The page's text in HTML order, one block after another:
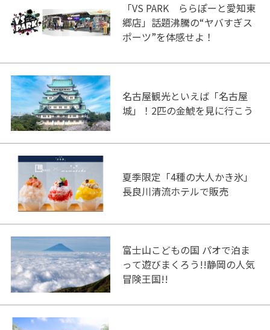
「VS PARK ららぽーと愛知東
郷店」話題沸騰の“ヤバすぎス
ポーツ”を体感せよ！
名古屋観光といえば「名古屋
城」！2匹の金鯱を見に行こう
夏季限定「4種の大人かき氷」
長良川清流ホテルで販売
富士山こどもの国 パオで泊ま
って遊びまくろう!!静岡の人気
冒険王国!!